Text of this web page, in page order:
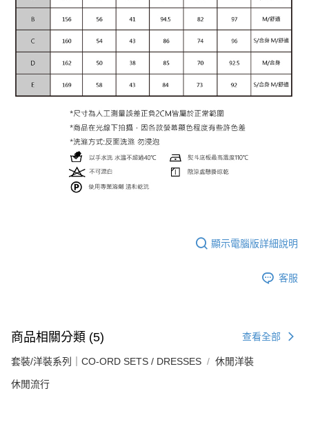
顯示電腦版詳細說明
客服
商品相關分類 (5) 查看全部
套裝/洋裝系列｜CO-ORD SETS / DRESSES 休閒洋裝
休閒流行